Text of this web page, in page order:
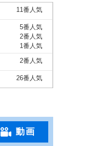
11番人気
5番人気
2番人気
1番人気
2番人気
26番人気
動画